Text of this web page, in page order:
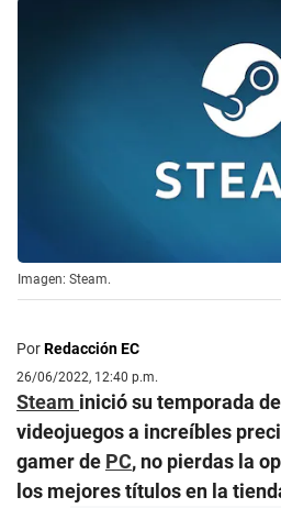
Imagen: Steam.
PorRedacción EC
26/06/2022, 12:40 p.m.
Steam inició su temporada
videojuegos a increíbles
gamer de PC, no pierdas la
los mejores títulos en la